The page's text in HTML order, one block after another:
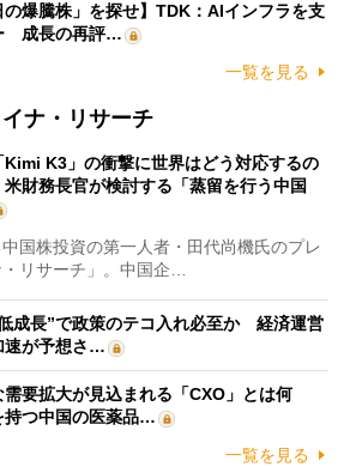
の爆騰株」を探せ】TDK：AIインフラを支
成長の再評…
一覧を見る
ナ・リサーチ
Kimi K3」の衝撃に世界はどう対応するの
財務長官が検討する「蒸留を行う中国
国株投資の第一人者・田代尚機氏のプレ
リサーチ」。中国企…
成長”で政策のテコ入れ必至か 経済運営
速が予想さ…
要拡大が見込まれる「CXO」とは何
つ中国の医薬品…
一覧を見る